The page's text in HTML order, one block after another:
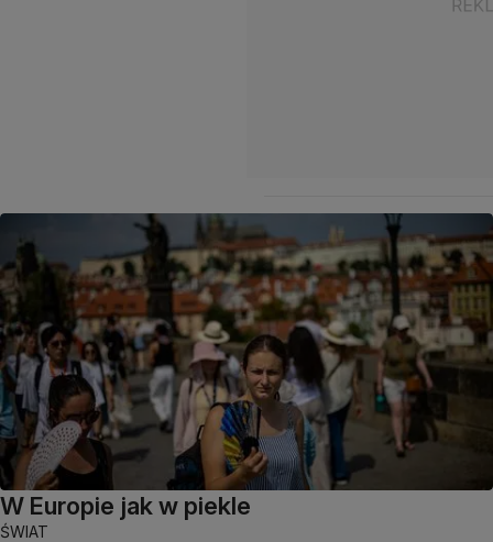
W Europie jak w piekle
ŚWIAT